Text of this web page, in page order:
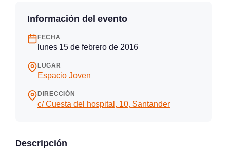
Información del evento
FECHA
lunes 15 de febrero de 2016
LUGAR
Espacio Joven
DIRECCIÓN
c/ Cuesta del hospital, 10, Santander
Descripción